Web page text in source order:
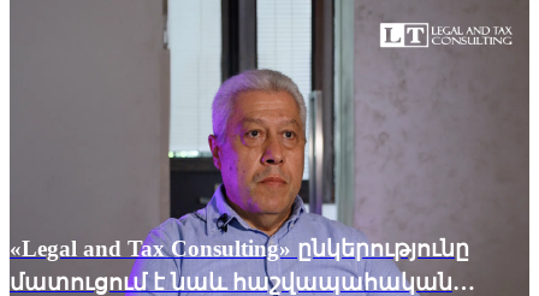
ծառայություններից մեկը
իրավաբանական անձանց իրավական
«Legal and Tax Consulting» ընկերությունը
մատուցում է նաև հաշվապահական